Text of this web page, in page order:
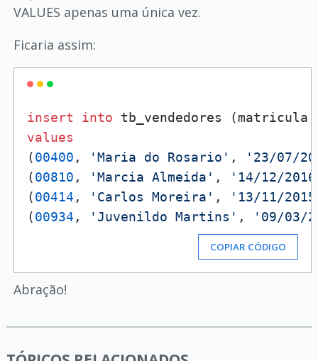
VALUES apenas uma única vez.
Ficaria assim:
insert
into
values
(00400 , 'Maria do Rosario' ,
'23/07/
(00810 , 'Marcia Almeida' ,
'14/12/
(00414 , 'Carlos Moreira' ,
'13/11/
(00934 , 'Juvenildo Martins' , '09/03/
COPIAR CÓDIGO
Abração!